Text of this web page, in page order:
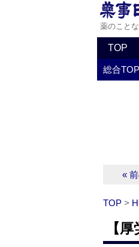
薬のこと
TOP
総合TOP
«
TOP >
【